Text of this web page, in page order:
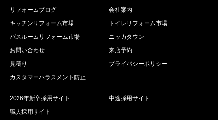
リフォームブログ
会社案内
キッチンリフォーム市場
トイレリフォーム市場
バスルームリフォーム市場
ニッカタウン
お問い合わせ
来店予約
見積り
プライバシーポリシー
カスタマーハラスメント防止
2026年新卒採用サイト
中途採用サイト
職人採用サイト